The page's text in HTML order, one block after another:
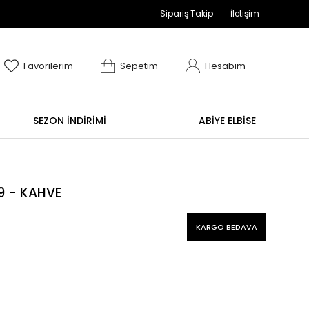
işlemi yoktur. Abiye alışverişlerinizde
Sipariş Takip İletişim
Favorilerim Sepetim Hesabım
SEZON İNDİRİMİ ABİYE ELBİSE
- KAHVE
KARGO BEDAVA